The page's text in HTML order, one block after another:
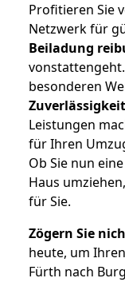
Profitieren Sie
Netzwerk für
Beiladung
besonderen
Leistungen
für Ihren
Ob Sie nun
Haus
für Sie.
Zögern Sie
heute, um
Fürth nach